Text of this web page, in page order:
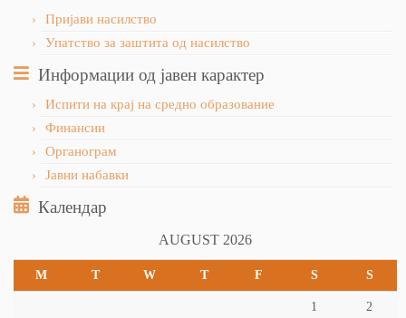
Пријави насилство
Упатство за заштита од насилство
Информации од јавен карактер
Испити на крај на средно образование
Финансии
Органограм
Јавни набавки
Календар
AUGUST 2026
M T W T F S S
1 2